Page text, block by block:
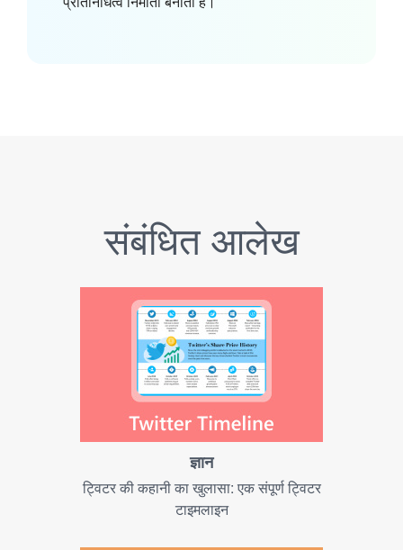
संबंधित आलेख
ज्ञान
ट्विटर की कहानी का खुलासा: एक संपूर्ण ट्विटर
टाइमलाइन